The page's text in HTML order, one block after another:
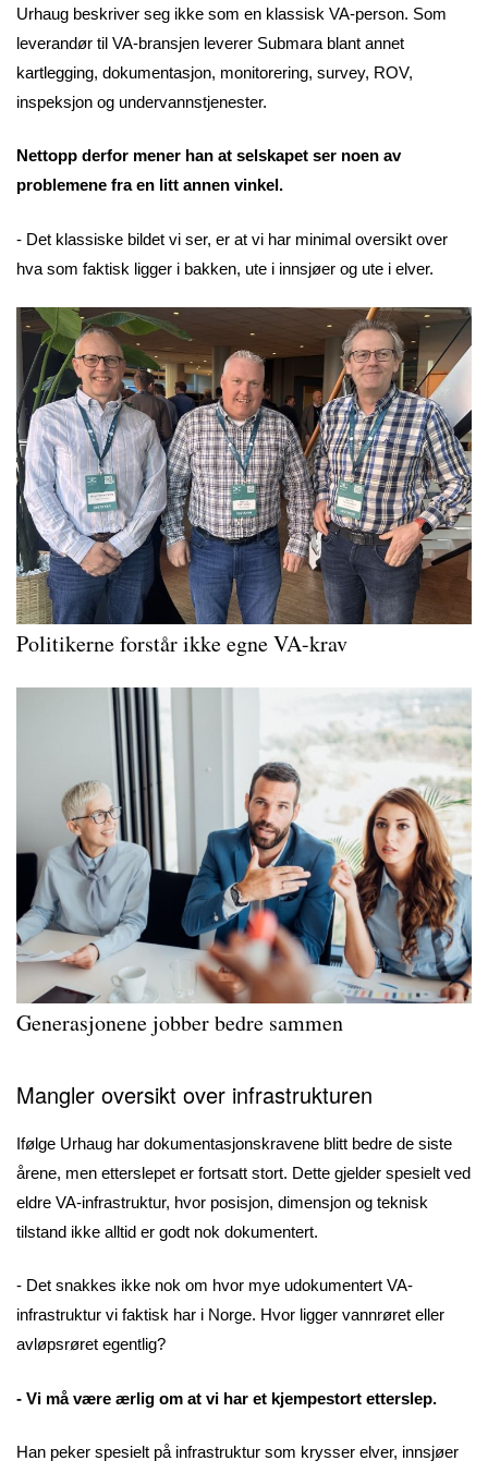
Urhaug beskriver seg ikke som en klassisk VA-person. Som
leverandør til VA-bransjen leverer Submara blant annet
kartlegging, dokumentasjon, monitorering, survey, ROV,
inspeksjon og undervannstjenester.
Nettopp derfor mener han at selskapet ser noen av
problemene fra en litt annen vinkel.
- Det klassiske bildet vi ser, er at vi har minimal oversikt over
hva som faktisk ligger i bakken, ute i innsjøer og ute i elver.
Politikerne forstår ikke egne VA-krav
Generasjonene jobber bedre sammen
Mangler oversikt over infrastrukturen
Ifølge Urhaug har dokumentasjonskravene blitt bedre de siste
årene, men etterslepet er fortsatt stort. Dette gjelder spesielt ved
eldre VA-infrastruktur, hvor posisjon, dimensjon og teknisk
tilstand ikke alltid er godt nok dokumentert.
- Det snakkes ikke nok om hvor mye udokumentert VA-
infrastruktur vi faktisk har i Norge. Hvor ligger vannrøret eller
avløpsrøret egentlig?
- Vi må være ærlig om at vi har et kjempestort etterslep.
Han peker spesielt på infrastruktur som krysser elver, innsjøer